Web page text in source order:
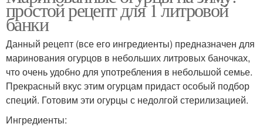
простой рецепт для 1 литровой
банки
Данный рецепт (все его ингредиенты) предназначен для
маринования огурцов в небольших литровых баночках,
что очень удобно для употребления в небольшой семье.
Прекрасный вкус этим огурцам придаст особый подбор
специй. Готовим эти огурцы с недолгой стерилизацией.
Ингредиенты: